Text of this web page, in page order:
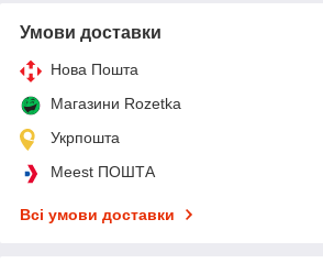
Умови доставки
Нова Пошта
Магазини Rozetka
Укрпошта
Meest ПОШТА
Всі умови доставки